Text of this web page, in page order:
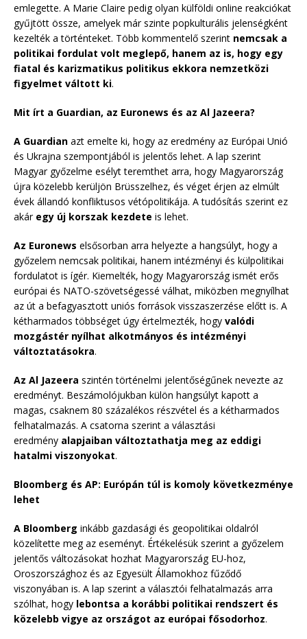
emlegette. A Marie Claire pedig olyan külföldi online reakciókat
gyűjtött össze, amelyek már szinte popkulturális jelenségként
kezelték a történteket. Több kommentelő szerint nemcsak a
politikai fordulat volt meglepő, hanem az is, hogy egy
fiatal és karizmatikus politikus ekkora nemzetközi
figyelmet váltott ki.
Mit írt a Guardian, az Euronews és az Al Jazeera?
A Guardian azt emelte ki, hogy az eredmény az Európai Unió
és Ukrajna szempontjából is jelentős lehet. A lap szerint
Magyar győzelme esélyt teremthet arra, hogy Magyarország
újra közelebb kerüljön Brüsszelhez, és véget érjen az elmúlt
évek állandó konfliktusos vétópolitikája. A tudósítás szerint ez
akár egy új korszak kezdete is lehet.
Az Euronews elsősorban arra helyezte a hangsúlyt, hogy a
győzelem nemcsak politikai, hanem intézményi és külpolitikai
fordulatot is ígér. Kiemelték, hogy Magyarország ismét erős
európai és NATO-szövetségessé válhat, miközben megnyílhat
az út a befagyasztott uniós források visszaszerzése előtt is. A
kétharmados többséget úgy értelmezték, hogy valódi
mozgástér nyílhat alkotmányos és intézményi
változtatásokra.
Az Al Jazeera szintén történelmi jelentőségűnek nevezte az
eredményt. Beszámolójukban külön hangsúlyt kapott a
magas, csaknem 80 százalékos részvétel és a kétharmados
felhatalmazás. A csatorna szerint a választási
eredmény alapjaiban változtathatja meg az eddigi
hatalmi viszonyokat.
Bloomberg és AP: Európán túl is komoly következménye
lehet
A Bloomberg inkább gazdasági és geopolitikai oldalról
közelítette meg az eseményt. Értékelésük szerint a győzelem
jelentős változásokat hozhat Magyarország EU-hoz,
Oroszországhoz és az Egyesült Államokhoz fűződő
viszonyában is. A lap szerint a választói felhatalmazás arra
szólhat, hogy lebontsa a korábbi politikai rendszert és
közelebb vigye az országot az európai fősodorhoz.